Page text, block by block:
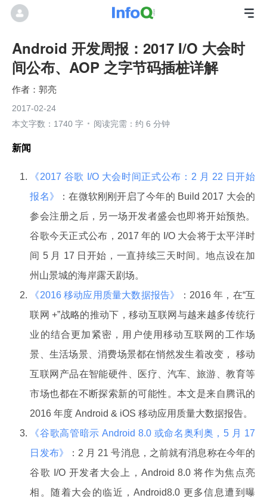
Android 开发周报：2017 I/O 大会时
间公布、AOP 之字节码插桩详解
郭亮
2017-02-24
本文字数：1740 字
阅读完需：约 6 分钟
新闻
《2017 谷歌 I/O 大会时间正式公布：2 月 22 日开始
报名》
：在微软刚刚开启了今年的 Build 2017 大会的
参会注册之后，另一场开发者盛会也即将开始预热。
谷歌今天正式公布，2017 年的 I/O 大会将于太平洋时
间 5 月 17 日开始，一直持续三天时间。地点设在加
州山景城的海岸露天剧场。
《2016 移动应用质量大数据报告》
：2016 年，在“互
联网 +”战略的推动下，移动互联网与越来越多传统行
业的结合更加紧密，用户使用移动互联网的工作场
景、生活场景、消费场景都在悄然发生着改变， 移动
互联网产品在智能硬件、医疗、汽车、旅游、教育等
市场也都在不断探索新的可能性。本文是来自腾讯的
2016 年度 Android & iOS 移动应用质量大数据报告。
《谷歌高管暗示 Android 8.0 或命名奥利奥，5 月 17
日发布》
：2 月 21 号消息，之前就有消息称在今年的
谷歌 I/O 开发者大会上，Android 8.0 将作为焦点亮
相。随着大会的临近，Android8.0 更多信息遭到曝